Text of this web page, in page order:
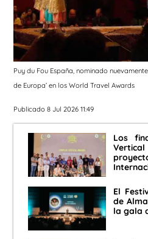
Puy du Fou España, nominado
de Europa’ en los World Travel Awards
Publicado 8 Jul 2026 11:49
Los
El
de
la gala